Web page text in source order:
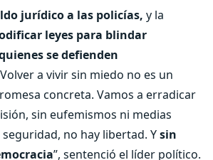
jurídico a las policías, y la
leyes para blindar
se defienden
a vivir sin miedo no es un
concreta. Vamos a erradicar
sin eufemismos ni medias
no hay libertad. Ysin
”, sentenció el líder político.